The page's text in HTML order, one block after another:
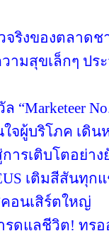
จริงของตลาด
วามสุขเล็กๆ ป
“Marketeer
จผู้บริโภค เดิ
ารเติบโตอย่าง
เติมสีสันทุก
คอนเสิร์ตใหญ่
ดูแลชีวิต! ทรูอ